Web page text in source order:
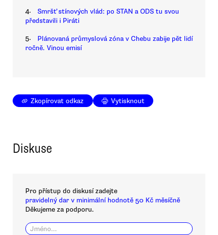
4.
Smršť stínových vlád: po STAN a ODS tu svou
představili i Piráti
5.
Plánovaná průmyslová zóna v Chebu zabije pět lidí
ročně. Vinou emisí
Zkopírovat odkaz Vytisknout
Diskuse
Pro přístup do diskusí zadejte
pravidelný dar v minimální hodnotě 50 Kč měsíčně
Děkujeme za podporu.